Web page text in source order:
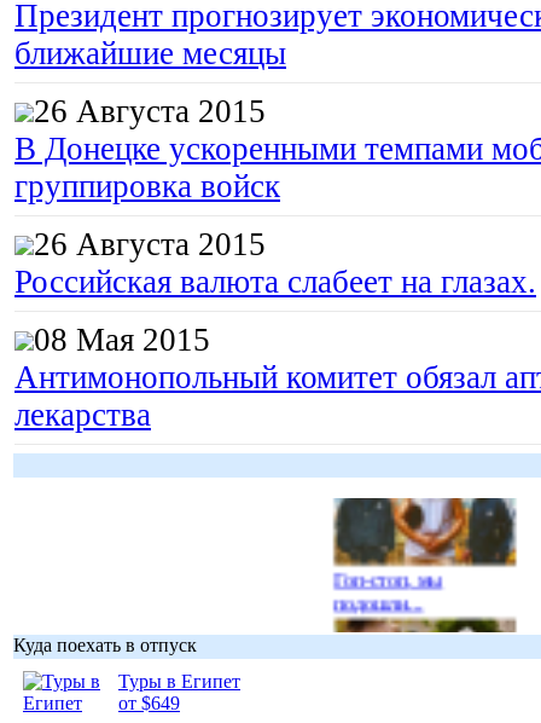
Президент прогнозирует
ближайшие месяцы
26 Августа 2015
В Донецке ускоренными темпами
группировка войск
26 Августа 2015
Российская валюта слабеет на глазах.
08 Мая 2015
Антимонопольный комитет обязал
лекарства
Гоп-стоп, мы
подошли...
Куда поехать в отпуск
Туры в Египет
от $649